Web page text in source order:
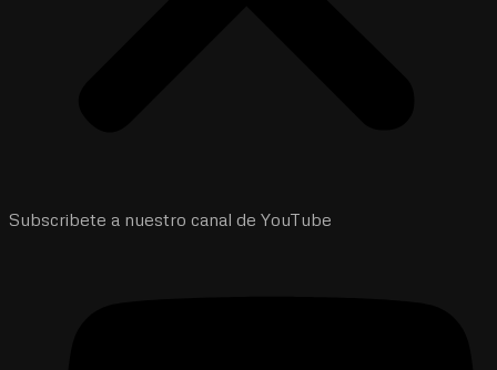
Subscribete a nuestro canal de YouTube